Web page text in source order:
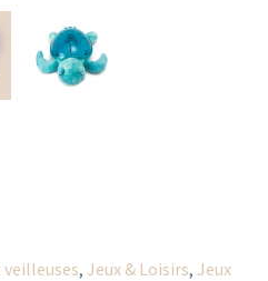
, Jeux & Loisirs, Jeux